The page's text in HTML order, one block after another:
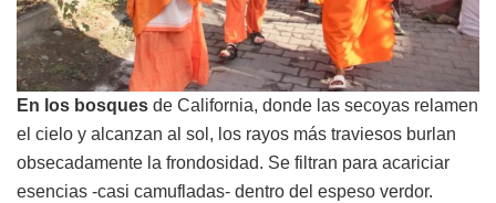
En los bosques de California, donde las secoyas relamen
el cielo y alcanzan al sol, los rayos más traviesos burlan
obsecadamente la frondosidad. Se filtran para acariciar
esencias -casi camufladas- dentro del espeso verdor.